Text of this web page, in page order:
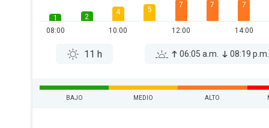
1
08:00
2
4
10:00
5
7
12:00
7 7
14:00
11 h 06:05 a.m. 08:19 p.m.
BAJO MEDIO ALTO